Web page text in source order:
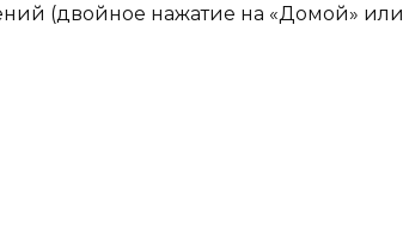
(двойное нажатие на «Домой» или